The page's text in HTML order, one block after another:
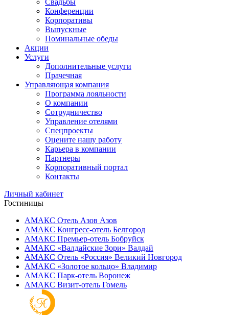
Свадьбы
Конференции
Корпоративы
Выпускные
Поминальные обеды
Акции
Услуги
Дополнительные услуги
Прачечная
Управляющая компания
Программа лояльности
О компании
Сотрудничество
Управление отелями
Спецпроекты
Оцените нашу работу
Карьера в компании
Партнеры
Корпоративный портал
Контакты
Личный кабинет
Гостиницы
АМАКС Отель ‎Азов Азов
АМАКС Конгресс-отель Белгород
АМАКС Премьер-отель Бобруйск
АМАКС «‎Валдайские Зори» Валдай
АМАКС Отель «‎Россия» Великий Новгород
АМАКС «‎Золотое кольцо» Владимир
АМАКС Парк-отель Воронеж
АМАКС Визит-отель Гомель